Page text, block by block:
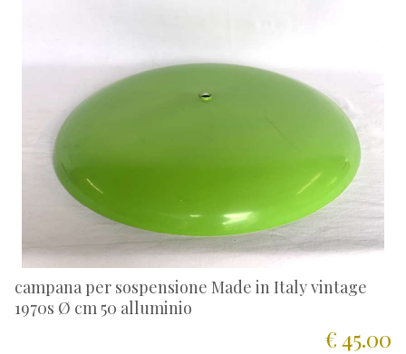
campana per sospensione Made in Italy vintage
1970s Ø cm 50 alluminio
€ 45.00